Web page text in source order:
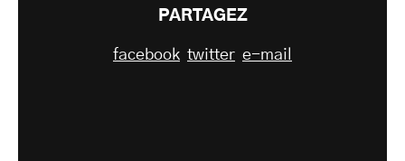
PARTAGEZ
facebook twitter e-mail